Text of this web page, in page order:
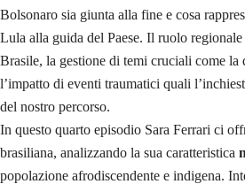
Bolsonaro sia giunta alla fine e cosa
Lula alla guida del Paese. Il ruolo
Brasile, la gestione di temi cruciali come la
l’impatto di eventi traumatici quali
del nostro percorso.
In questo quarto episodio Sara Ferrari ci
brasiliana, analizzando la sua caratteristica
popolazione afrodiscendente e indigena.